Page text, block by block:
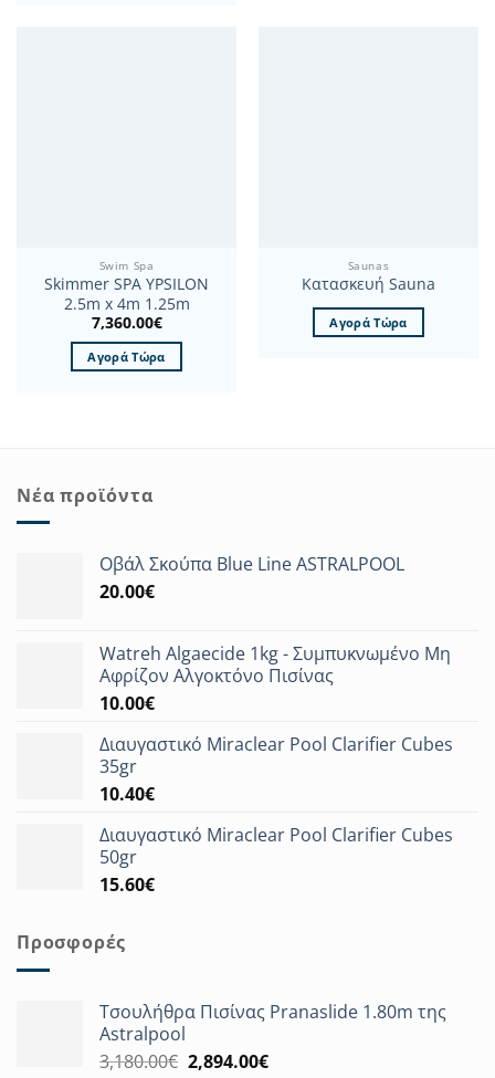
του
προϊόντος
Swim Spa
Skimmer SPA YPSILON
2.5m x 4m 1.25m
7,360.00€
Αγορά Τώρα
Saunas
Κατασκευή Sauna
Αγορά Τώρα
Νέα προϊόντα
Οβάλ Σκούπα Blue Line ASTRALPOOL
20.00€
Watreh Algaecide 1kg - Συμπυκνωμένο Μη
Αφρίζον Αλγοκτόνο Πισίνας
10.00€
Διαυγαστικό Miraclear Pool Clarifier Cubes
35gr
10.40€
Διαυγαστικό Miraclear Pool Clarifier Cubes
50gr
15.60€
Προσφορές
Τσουλήθρα Πισίνας Pranaslide 1.80m της
Astralpool
3,180.00€ Original
2,894.00€Η